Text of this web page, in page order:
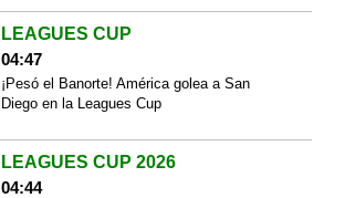
LEAGUES CUP
04:47
¡Pesó el Banorte! América golea a San
Diego en la Leagues Cup
LEAGUES CUP 2026
04:44